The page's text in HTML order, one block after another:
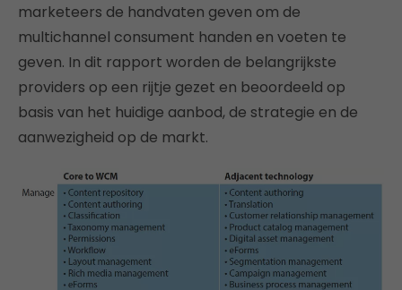
marketeers de handvaten geven om de
multichannel consument handen en voeten te
geven. In dit rapport worden de belangrijkste
providers op een rijtje gezet en beoordeeld op
basis van het huidige aanbod, de strategie en de
aanwezigheid op de markt.